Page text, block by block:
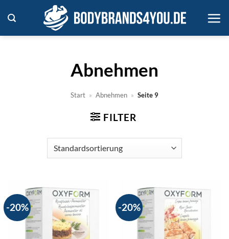
Inhalt
springen
Abnehmen
Start » Abnehmen » Seite 9
FILTER
-20% -20%